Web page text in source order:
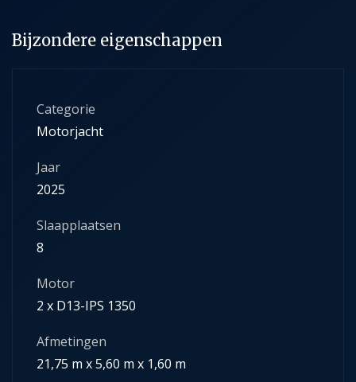
Bijzondere eigenschappen
Categorie
Motorjacht
Jaar
2025
Slaapplaatsen
8
Motor
2 x D13-IPS 1350
Afmetingen
21,75 m x 5,60 m x 1,60 m